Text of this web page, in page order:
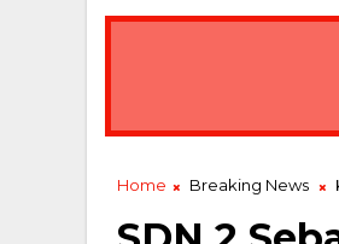
Home Breaking News